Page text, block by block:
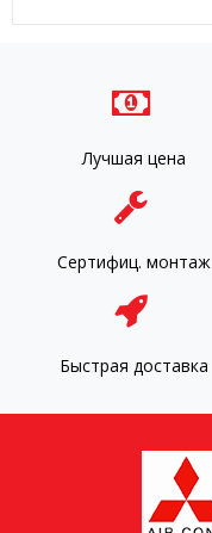
Лучшая цена
Сертифиц. монтаж
Быстрая доставка